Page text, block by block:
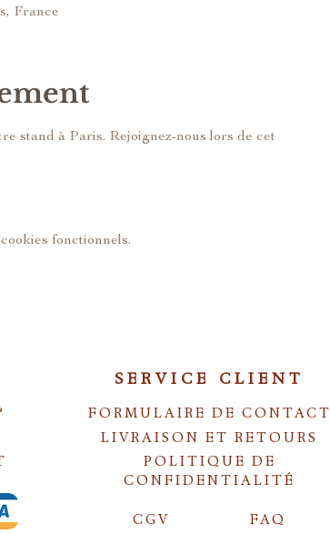
France
stand à Paris. Rejoignez-nous lors de cet
fonctionnels.
SERVICE CLIENT
FORMULAIRE DE CONTACT
LIVRAISON ET RETOURS
POLITIQUE DE
CONFIDENTIALITÉ
CGV FAQ